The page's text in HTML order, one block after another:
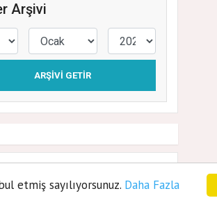
etmiş sayılıyorsunuz. Daha Fazla
Arşivi
ARŞIVI GETIR